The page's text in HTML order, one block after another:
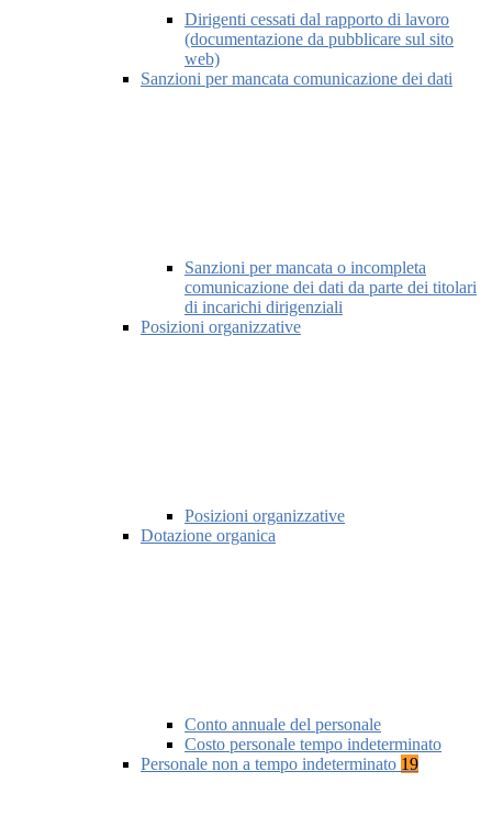
Dirigenti cessati dal rapporto di lavoro
(documentazione da pubblicare sul sito
web)
Sanzioni per mancata comunicazione dei dati
Sanzioni per mancata o incompleta
comunicazione dei dati da parte dei titolari
di incarichi dirigenziali
Posizioni organizzative
Posizioni organizzative
Dotazione organica
Conto annuale del personale
Costo personale tempo indeterminato
Personale non a tempo indeterminato 19